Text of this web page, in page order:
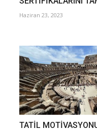
Haziran 23, 2023
TATİL